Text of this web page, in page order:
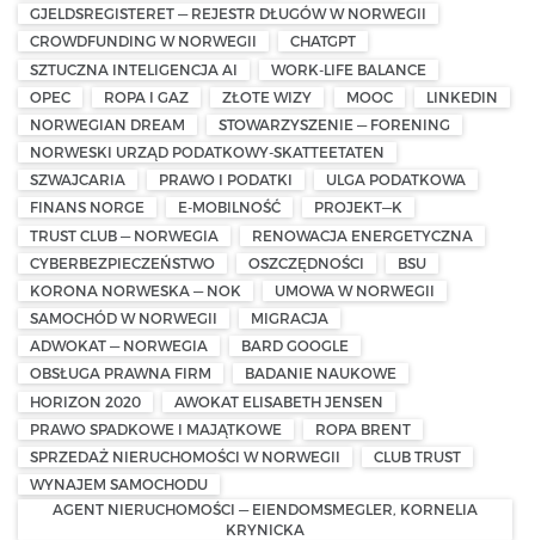
GJELDSREGISTERET — REJESTR DŁUGÓW W NORWEGII
CROWDFUNDING W NORWEGII
CHATGPT
SZTUCZNA INTELIGENCJA AI
WORK-LIFE BALANCE
OPEC
ROPA I GAZ ZŁOTE WIZY MOOC
LINKEDIN
NORWEGIAN DREAM
STOWARZYSZENIE — FORENING
NORWESKI URZĄD PODATKOWY-SKATTEETATEN
SZWAJCARIA
PRAWO I PODATKI
ULGA PODATKOWA
FINANS NORGE
E-MOBILNOŚĆ
PROJEKT—K
TRUST CLUB — NORWEGIA
RENOWACJA ENERGETYCZNA
CYBERBEZPIECZEŃSTWO
OSZCZĘDNOŚCI
BSU
KORONA NORWESKA — NOK
UMOWA W NORWEGII
SAMOCHÓD W NORWEGII
MIGRACJA
ADWOKAT — NORWEGIA
BARD GOOGLE
OBSŁUGA PRAWNA FIRM
BADANIE NAUKOWE
HORIZON 2020
AWOKAT ELISABETH JENSEN
PRAWO SPADKOWE I MAJĄTKOWE
ROPA BRENT
SPRZEDAŻ NIERUCHOMOŚCI W NORWEGII
CLUB TRUST
WYNAJEM SAMOCHODU
AGENT NIERUCHOMOŚCI — EIENDOMSMEGLER, KORNELIA
KRYNICKA